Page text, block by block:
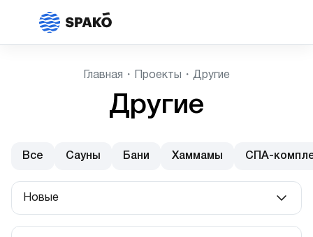
Главная Проекты Другие
Другие
Новые
Все Сауны Бани Хаммамы СПА-